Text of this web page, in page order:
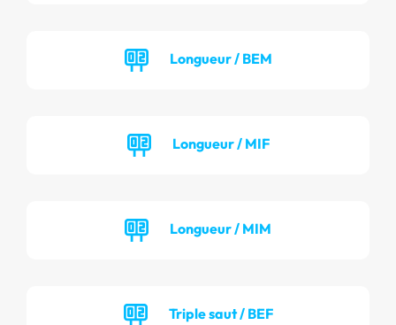
Longueur / BEM
Longueur / MIF
Longueur / MIM
Triple saut / BEF